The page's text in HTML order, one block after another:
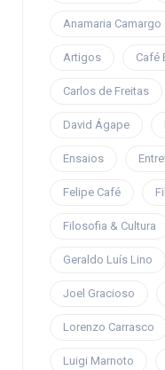
Anamaria Camargo
Artigos Café
Carlos de Freitas
David Ágape
Ensaios
Felipe Café
Filosofia & Cultura
Geraldo Luís Lino
Joel Gracioso
Lorenzo Carrasco
Luigi Marnoto